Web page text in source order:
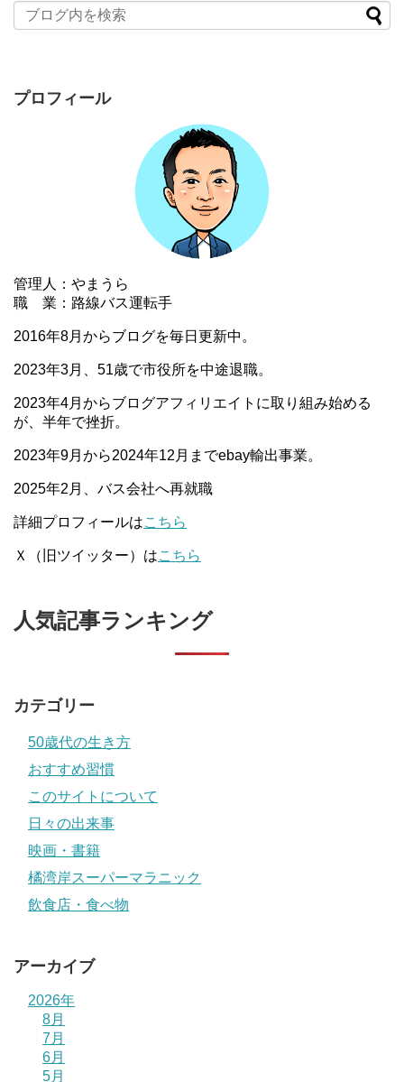
プロフィール
管理人：やまうら
職 業：路線バス運転手
2016年8月からブログを毎日更新中。
2023年3月、51歳で市役所を中途退職。
2023年4月からブログアフィリエイトに取り組み始める
が、半年で挫折。
2023年9月から2024年12月までebay輸出事業。
2025年2月、バス会社へ再就職
詳細プロフィールはこちら
Ｘ（旧ツイッター）はこちら
人気記事ランキング
カテゴリー
50歳代の生き方
おすすめ習慣
このサイトについて
日々の出来事
映画・書籍
橘湾岸スーパーマラニック
飲食店・食べ物
アーカイブ
2026年
8月
7月
6月
5月